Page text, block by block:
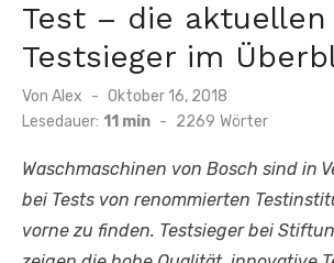
Test – die aktuellen
Testsieger im
Von Alex
Veröffentlicht
am
Oktober 16, 2018
Lesedauer: 11 min - 2269 Wörter
Waschmaschinen von Bosch sind in
bei Tests von renommierten
vorne zu finden. Testsieger bei